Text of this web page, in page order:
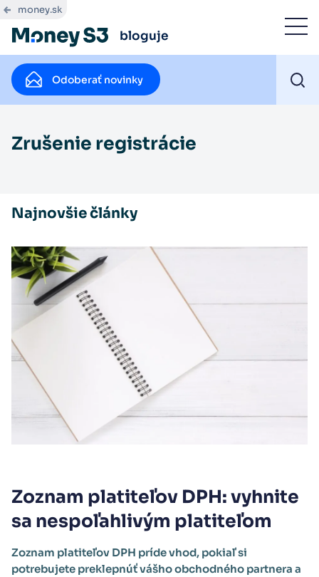
money.sk
bloguje
Odoberať novinky
Zrušenie registrácie
Najnovšie články
Zoznam platiteľov DPH: vyhnite
sa nespoľahlivým platiteľom
Zoznam platiteľov DPH príde vhod, pokiaľ si
potrebujete preklepnúť vášho obchodného partnera a